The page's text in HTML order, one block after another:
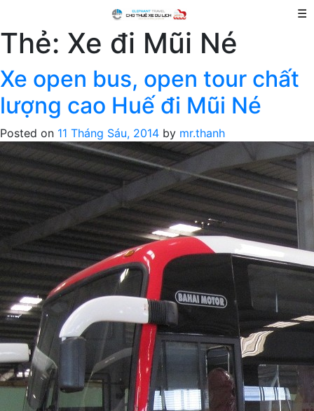
☰
Thẻ: Xe đi Mũi Né
Xe open bus, open tour chất
lượng cao Huế đi Mũi Né
Posted on 11 Tháng Sáu, 2014 by mr.thanh